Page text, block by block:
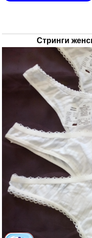
Стринги